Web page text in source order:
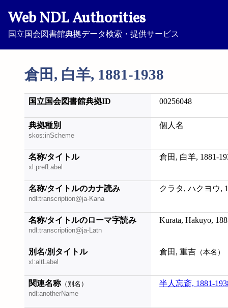
Web NDL Authorities
国立国会図書館典拠データ検索・提供サービス
倉田, 白羊, 1881-1938
国立国会図書館典拠ID 00256048
典拠種別
skos:inScheme
個人名
名称/タイトル
xl:prefLabel
倉田, 白羊, 1881-
名称/タイトルのカナ読み
ndl:transcription@ja-Kana
クラタ, ハクヨウ,
名称/タイトルのローマ字読み
ndl:transcription@ja-Latn
Kurata, Hakuyo,
別名/別タイトル
xl:altLabel
倉田, 重吉 （本名）
関連名称（別名）
ndl:anotherName
半人忘斎, 1881-